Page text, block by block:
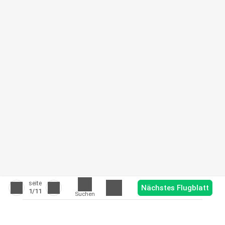
seite
1/11 Suchen
Nächstes Flugblatt